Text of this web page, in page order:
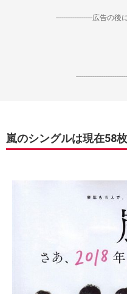
--------------------広告の後
嵐のシングルは現在58枚